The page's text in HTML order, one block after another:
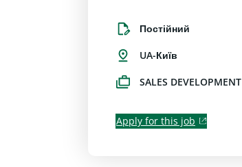
Постійний
UA-Київ
SALES DEVELOPMENT
Apply for this job